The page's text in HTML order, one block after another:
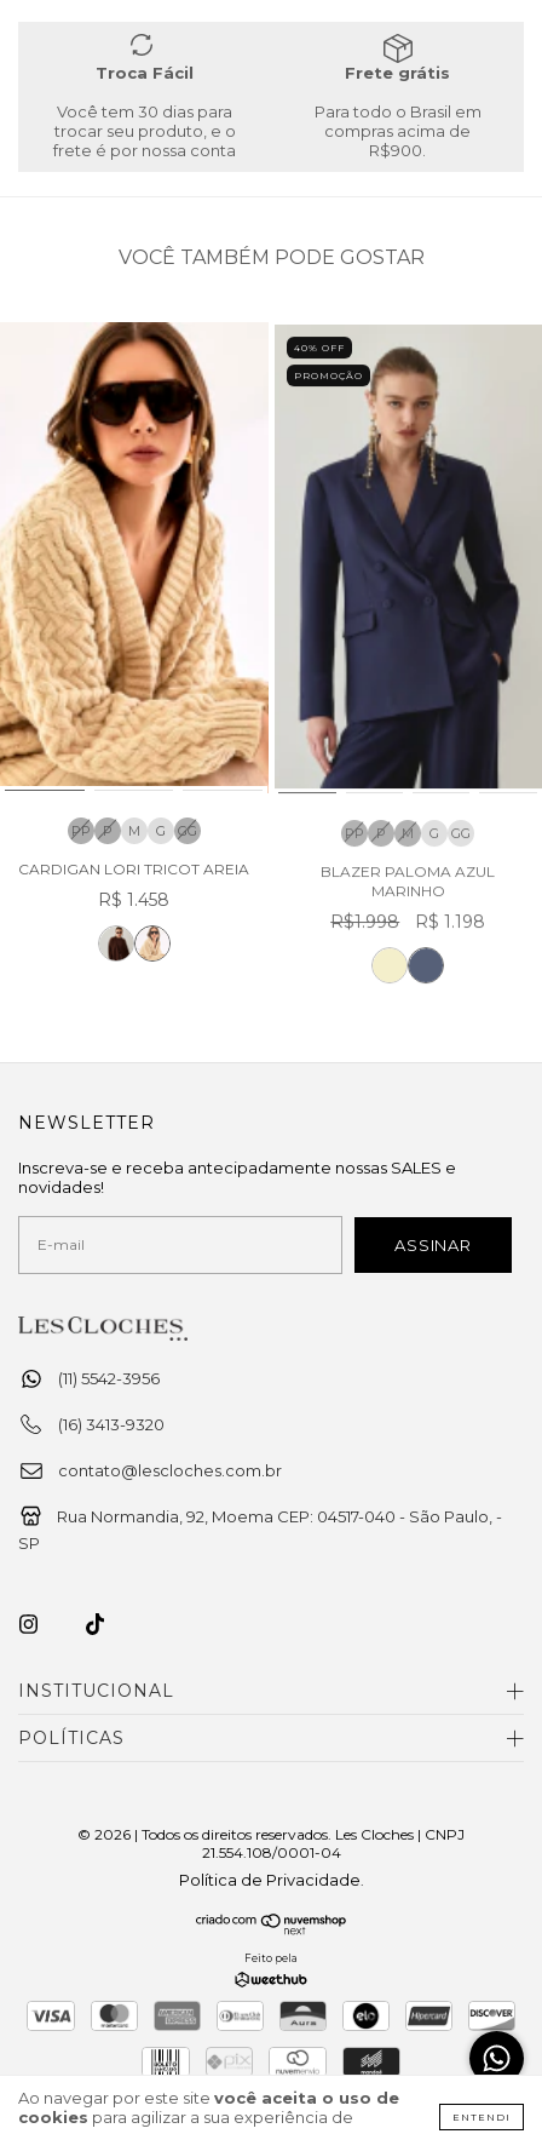
Ao navegar por este site você aceita o uso de
cookies para agilizar a sua experiência de
ENTENDI
Troca Fácil
Você tem 30 dias para
trocar seu produto, e o
frete é por nossa conta
Frete grátis
Para todo o Brasil em
compras acima de
R$900.
VOCÊ TAMBÉM PODE GOSTAR
PP P M G GG
CARDIGAN LORI TRICOT AREIA
R$ 1.458
40% OFF
PROMOÇÃO
PP P M G GG
BLAZER PALOMA AZUL
MARINHO
R$1.998 R$ 1.198
(11) 5542-3956
(16) 3413-9320
contato@lescloches.com.br
Rua Normandia, 92, Moema CEP: 04517-040 - São Paulo, -
SP
INSTITUCIONAL
POLÍTICAS
NEWSLETTER
Inscreva-se e receba antecipadamente nossas SALES e
novidades!
© 2026 | Todos os direitos reservados. Les Cloches | CNPJ
21.554.108/0001-04
Política de Privacidade
Feito pela